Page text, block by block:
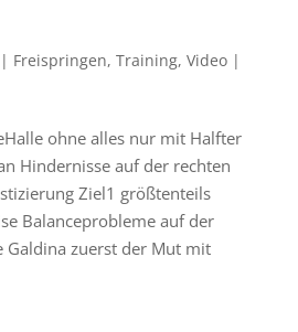
Freispringen, Training, Video|
ohne alles nur mit Halfter
Hindernisse auf der rechten
Ziel1 größtenteils
Balanceprobleme auf der
Galdina zuerst der Mut mit